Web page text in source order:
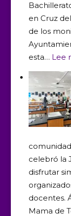
en Cruz
de los
esta… Lee
celebró la
disfrutar
docentes.
Mama de